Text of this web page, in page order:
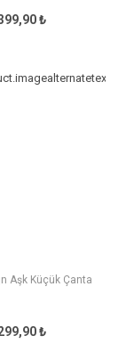
₺
Aşk Küçük Çanta
₺